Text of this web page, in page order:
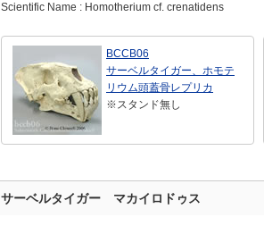
Scientific Name : Homotherium cf. crenatidens
BCCB06
サーベルタイガー、ホモテ
リウム頭蓋骨レプリカ
※スタンド無し
サーベルタイガー マカイロドゥス